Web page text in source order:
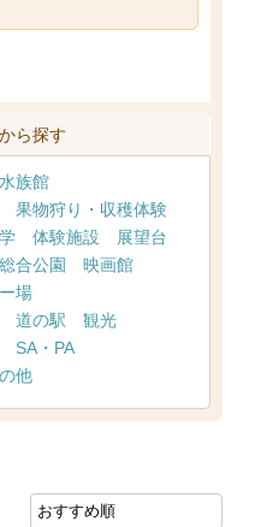
ら探す
水族館
果物狩り・収穫体験
体験施設
展望台
合公園
映画館
場
道の駅
観光
SA・PA
他